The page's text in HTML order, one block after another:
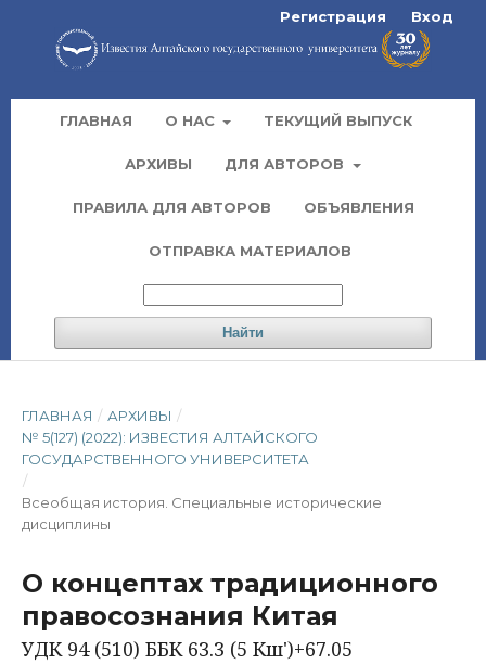
ГЛАВНАЯ О НАС ТЕКУЩИЙ ВЫПУСК
АРХИВЫ ДЛЯ АВТОРОВ
ПРАВИЛА ДЛЯ АВТОРОВ ОБЪЯВЛЕНИЯ
ОТПРАВКА МАТЕРИАЛОВ
Найти
Регистрация Вход
ГЛАВНАЯ / АРХИВЫ /
№ 5(127) (2022): ИЗВЕСТИЯ АЛТАЙСКОГО
ГОСУДАРСТВЕННОГО УНИВЕРСИТЕТА
/
Всеобщая история. Специальные исторические
дисциплины
О концептах традиционного
правосознания Китая
УДК 94 (510) ББК 63.3 (5 Кш')+67.05